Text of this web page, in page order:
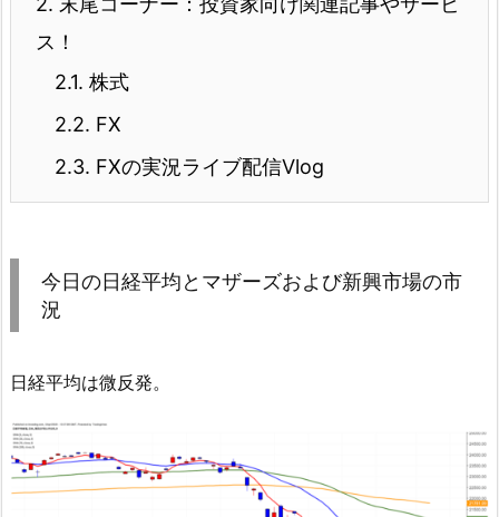
ス！
2.1. 株式
2.2. FX
2.3. FXの実況ライブ配信Vlog
今日の日経平均とマザーズおよび新興市場の市
況
日経平均は微反発。